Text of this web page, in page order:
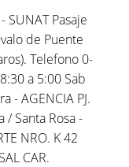
SUNAT Pasaje
de Puente
Telefono 0-
a 5:00 Sab
- AGENCIA PJ.
/ Santa Rosa -
NRO. K 42
CAR.